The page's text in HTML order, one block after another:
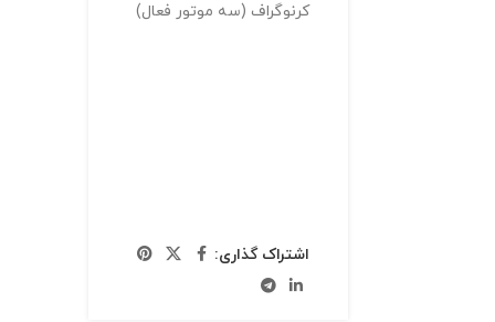
کرنوگراف (سه موتور فعال)
اشتراک گذاری: